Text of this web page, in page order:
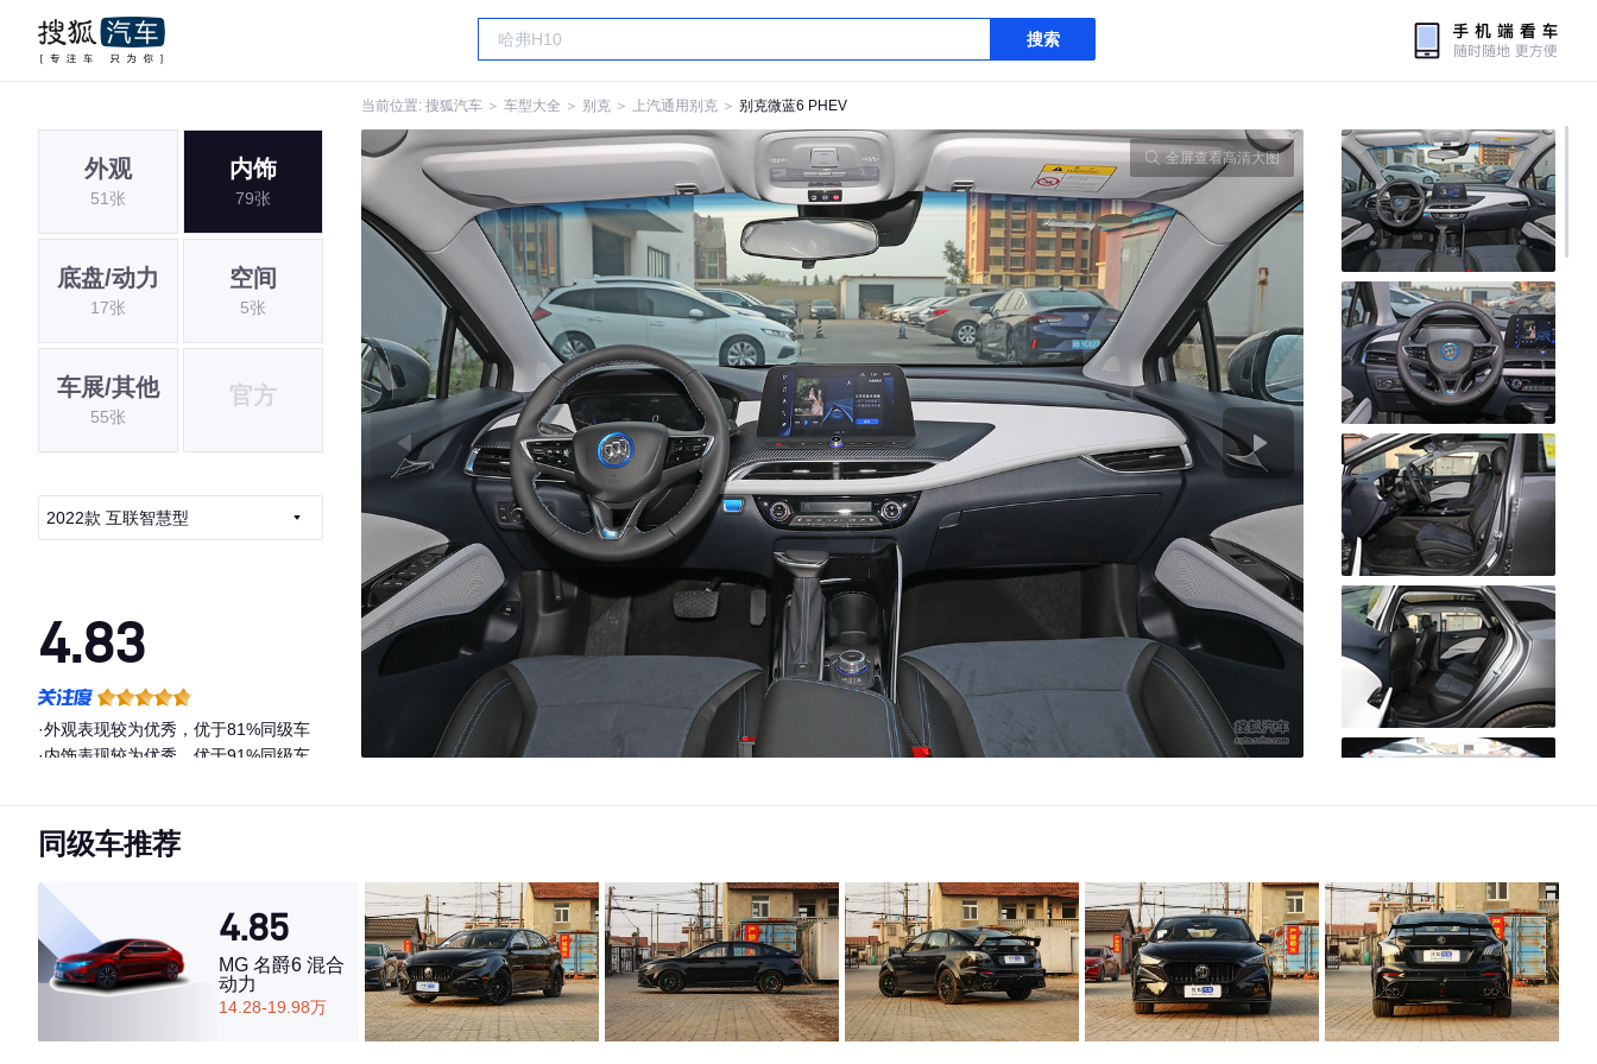
搜索
当前位置: 搜狐汽车 ＞ 车型大全 ＞ 别克 ＞ 上汽通用别克 ＞ 别克微蓝6 PHEV
外观
51张
内饰
79张
底盘/动力
17张
空间
5张
车展/其他
55张
官方
2022款 互联智慧型
4.83
·外观表现较为优秀，优于81%同级车
·内饰表现较为优秀，优于91%同级车
全屏查看高清大图
同级车推荐
4.85
MG 名爵6 混合
动力
14.28-19.98万